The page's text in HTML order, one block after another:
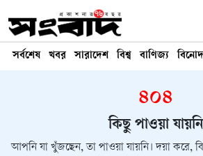
সর্বশেষ খবর সারাদেশ বিশ্ব বাণিজ্য
৪০৪
কিছু পাওয়া যায়নি
আপনি যা খুঁজছেন, তা পাওয়া যায়নি। দয়া করে,